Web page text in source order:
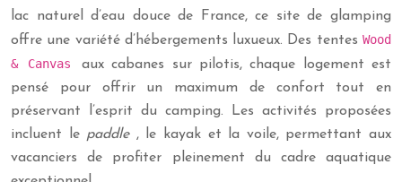
lac naturel d’eau douce de France, ce site de glamping
offre une variété d’hébergements luxueux. Des tentes Wood
& Canvas aux cabanes sur pilotis, chaque logement est
pensé pour offrir un maximum de confort tout en
préservant l’esprit du camping. Les activités proposées
incluent le paddle , le kayak et la voile, permettant aux
vacanciers de profiter pleinement du cadre aquatique